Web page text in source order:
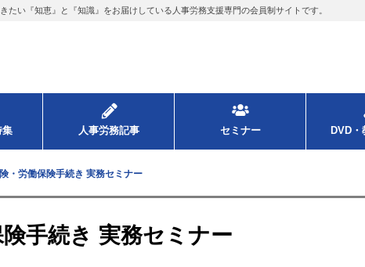
たい『知恵』と『知識』をお届けしている人事労務支援専門の会員制サイトです。
集 人事労務記事 セミナー DVD
・労働保険手続き 実務セミナー
手続き 実務セミナー